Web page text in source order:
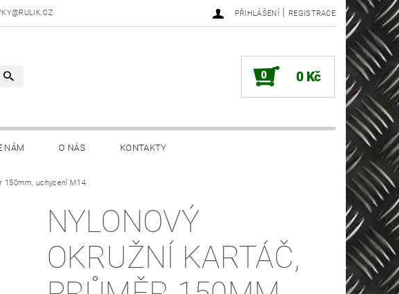
PŘIHLÁŠENÍ | REGISTRACE
0 0 Kč
NÁM O NÁS KONTAKTY
150mm, uchycení M14
NYLONOVÝ
OKRUŽNÍ KARTÁČ,